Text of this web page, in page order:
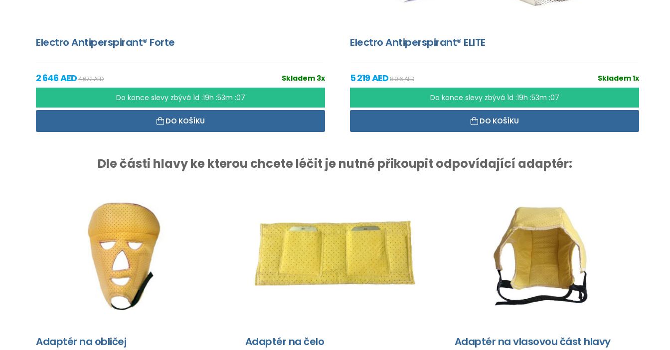
Electro Antiperspirant® Forte
Skladem 3x
2 646 AED4 672 AED
Do konce slevy zbývá 1d :19h :53m :06
DO KOŠÍKU
Electro Antiperspirant® ELITE
Skladem 1x
5 219 AED8 016 AED
Do konce slevy zbývá 1d :19h :53m :06
DO KOŠÍKU
Dle části hlavy ke kterou chcete léčit je nutné přikoupit odpovídající adaptér:
Adaptér na obličej Adaptér na čelo Adaptér na vlasovou část hlavy